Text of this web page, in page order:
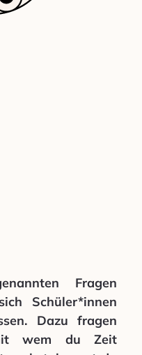
Fragen
Schüler*innen
Dazu fragen
wem du Zeit